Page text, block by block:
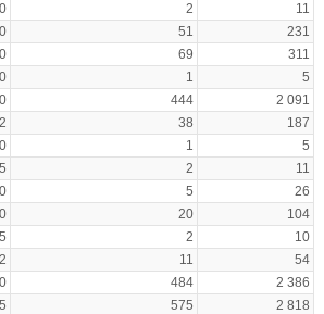
2
11
51
231
69
311
1
5
444
2 091
38
187
1
5
2
11
5
26
20
104
2
10
11
54
484
2 386
575
2 818